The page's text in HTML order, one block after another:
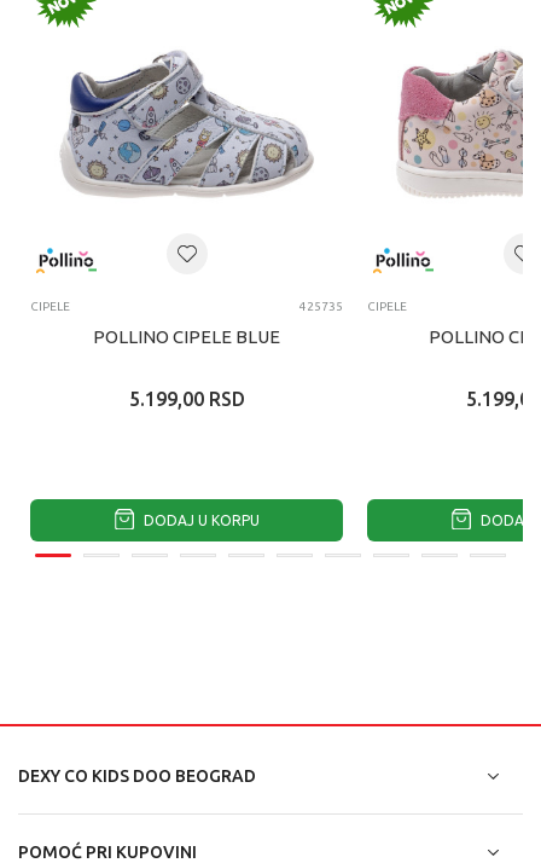
CIPELE 425735
POLLINO CIPELE BLUE
5.199,00 RSD
DODAJ U KORPU
CIPELE
POLLINO
5.199,00
DODAJ
DEXY CO KIDS DOO BEOGRAD
POMOĆ PRI KUPOVINI